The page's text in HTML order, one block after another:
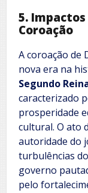
5. Impactos
Coroação
A coroação de
nova era na
Segundo
caracterizado
prosperidade
cultural. O ato
autoridade do
turbulências
governo
pelo